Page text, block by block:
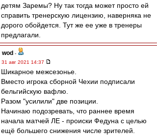
детям Заремы? Ну так тогда может просто ей
справить тренерскую лицензию, наверняка не
дорого обойдется. Тут же ее уже в тренеры
предлагали.
wod -
31 авг 2021 14:37
Шикарное межсезонье.
Вместо игрока сборной Чехии подписали
бельгийскую вафлю.
Разом "усилили" две позиции.
Начинаю подозревать, что раннее время
начала матчей ЛЕ - происки Федуна с целью
ещё большего снижения числе зрителей.